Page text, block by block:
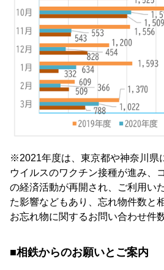
※2021年度は、東京都や神奈川県
ウイルスのワクチン接種が進み、
の経済活動が再開され、ご利用い
た影響などもあり、忘れ物件数と
お忘れ物に関するお問い合わせ件
■相鉄からのお願いとご案内